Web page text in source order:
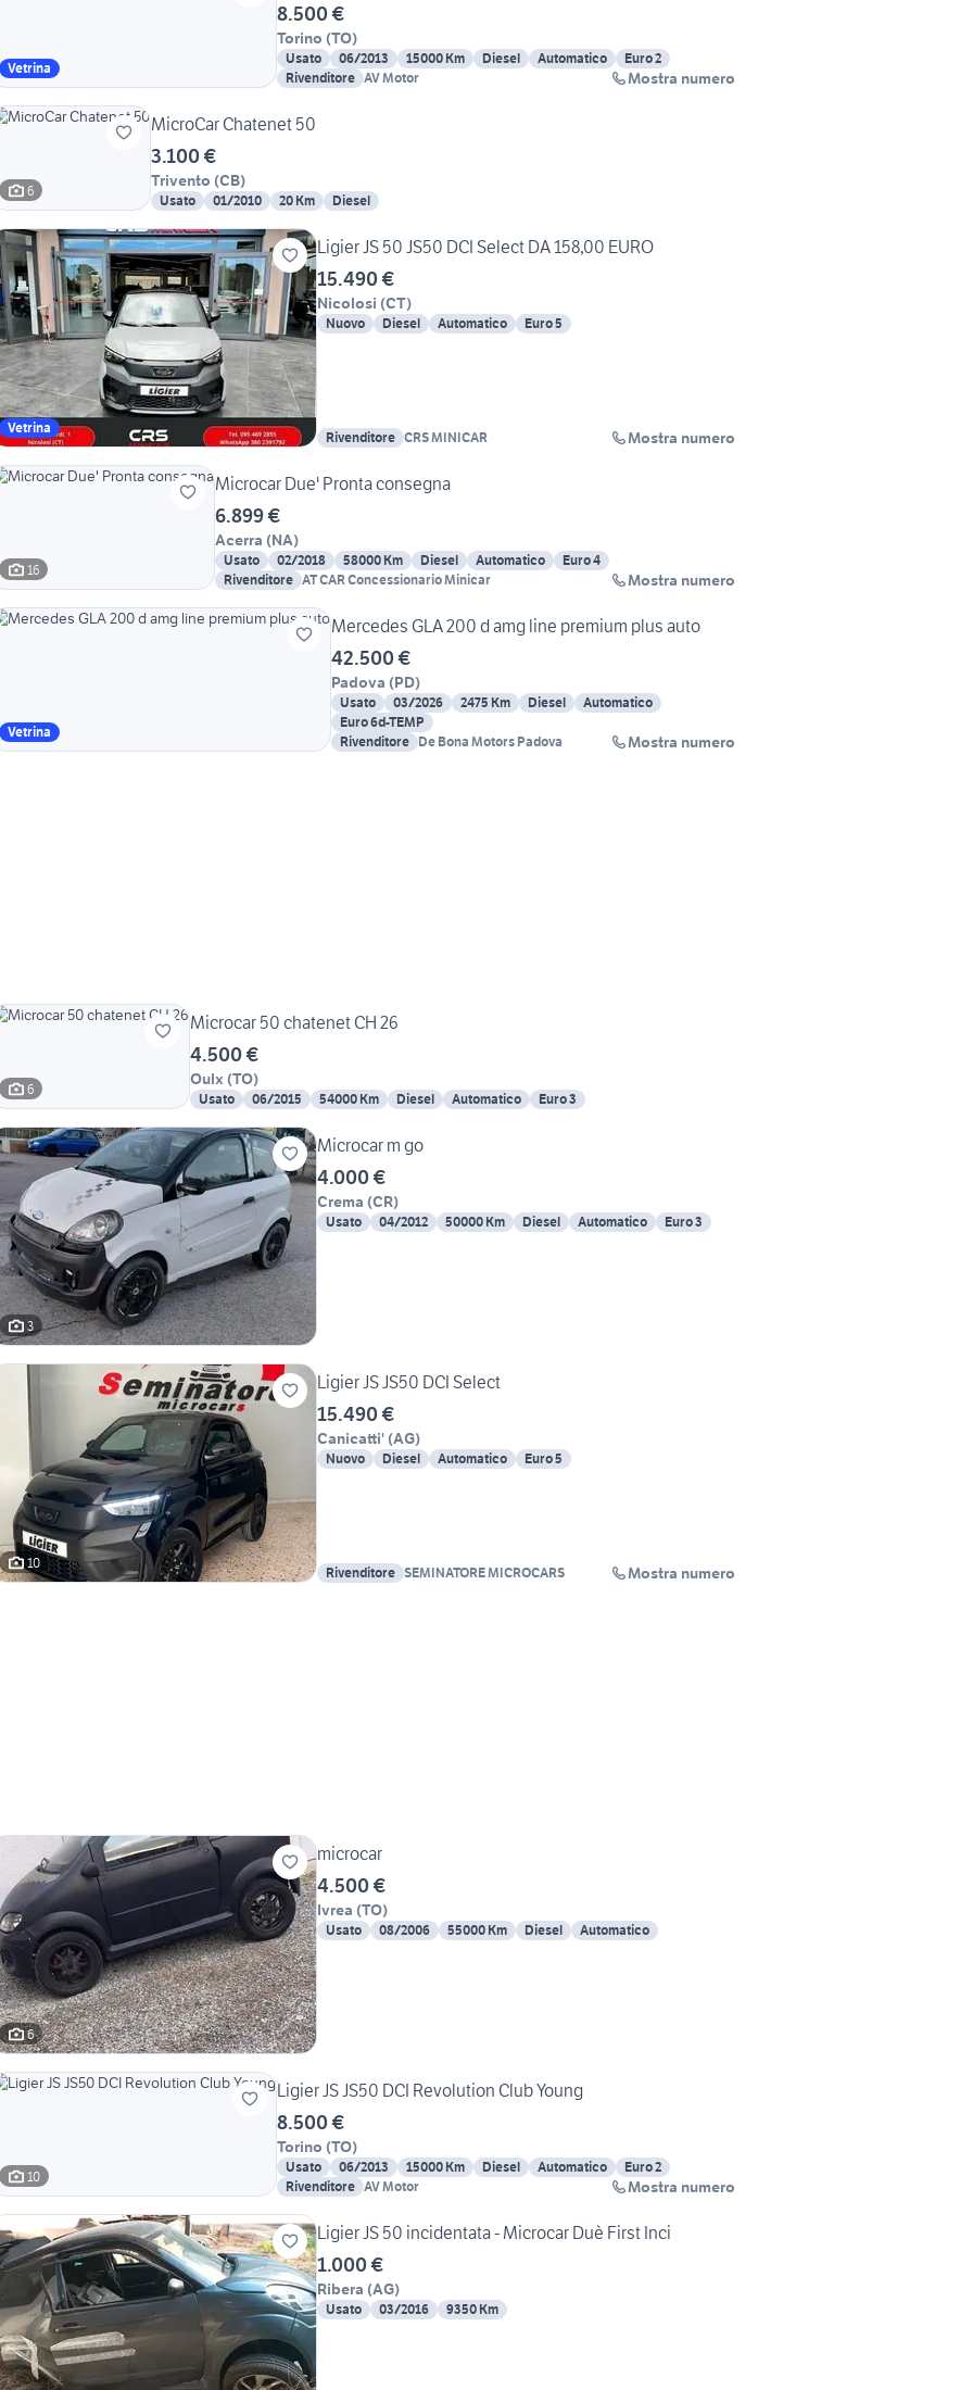
Vetrina
8.500 €
Torino (TO)
Usato 06/2013 15000 Km Diesel Automatico
Euro 2
Rivenditore AV Motor Mostra numero
6
MicroCar Chatenet 50
3.100 €
Trivento (CB)
Usato 01/2010 20 Km Diesel
Vetrina
Ligier JS 50 JS50 DCI Select DA 158,00 EURO
15.490 €
Nicolosi (CT)
Nuovo Diesel Automatico Euro 5
Rivenditore CRS MINICAR Mostra numero
16
Microcar Due' Pronta consegna
6.899 €
Acerra (NA)
Usato 02/2018 58000 Km Diesel Automatico
Euro 4
Rivenditore AT CAR Concessionario Minicar Mostra numero
Vetrina
Mercedes GLA 200 d amg line premium plus auto
42.500 €
Padova (PD)
Usato 03/2026 2475 Km Diesel
Automatico
Euro 6d-TEMP
Rivenditore De Bona Motors Padova Mostra numero
6
Microcar 50 chatenet CH 26
4.500 €
Oulx (TO)
Usato 06/2015 54000 Km Diesel Automatico Euro 3
3
Microcar m go
4.000 €
Crema (CR)
Usato 04/2012 50000 Km Diesel Automatico Euro 3
10
Ligier JS JS50 DCI Select
15.490 €
Canicatti' (AG)
Nuovo Diesel Automatico Euro 5
Rivenditore SEMINATORE MICROCARS Mostra numero
6
microcar
4.500 €
Ivrea (TO)
Usato 08/2006 55000 Km Diesel Automatico
10
Ligier JS JS50 DCI Revolution Club Young
8.500 €
Torino (TO)
Usato 06/2013 15000 Km Diesel Automatico
Euro 2
Rivenditore AV Motor Mostra numero
Ligier JS 50 incidentata - Microcar Duè First Inci
1.000 €
Ribera (AG)
Usato 03/2016 9350 Km